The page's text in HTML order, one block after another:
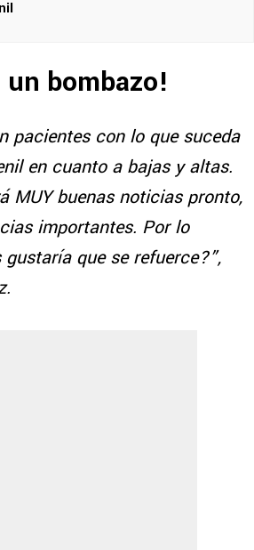
un bombazo!
pacientes con lo que suceda
en cuanto a bajas y altas.
MUY buenas noticias pronto,
importantes. Por lo
gustaría que se refuerce?”,